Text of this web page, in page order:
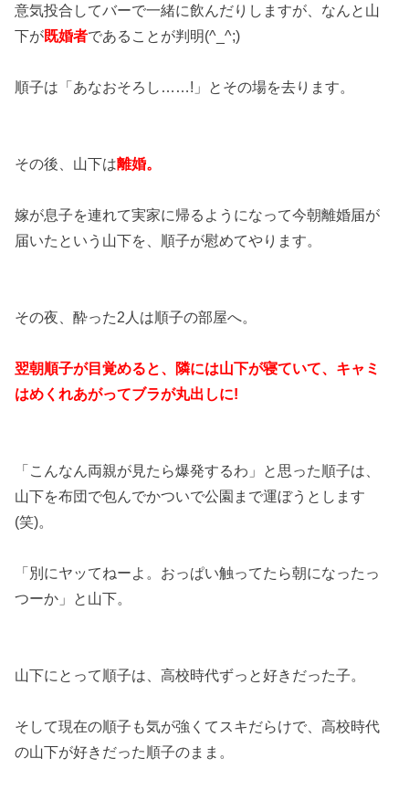
意気投合してバーで一緒に飲んだりしますが、なんと山
下が既婚者であることが判明(^_^;)
順子は「あなおそろし……!」とその場を去ります。
その後、山下は離婚。
嫁が息子を連れて実家に帰るようになって今朝離婚届が
届いたという山下を、順子が慰めてやります。
その夜、酔った2人は順子の部屋へ。
翌朝順子が目覚めると、隣には山下が寝ていて、キャミ
はめくれあがってブラが丸出しに!
「こんなん両親が見たら爆発するわ」と思った順子は、
山下を布団で包んでかついで公園まで運ぼうとします
(笑)。
「別にヤッてねーよ。おっぱい触ってたら朝になったっ
つーか」と山下。
山下にとって順子は、高校時代ずっと好きだった子。
そして現在の順子も気が強くてスキだらけで、高校時代
の山下が好きだった順子のまま。